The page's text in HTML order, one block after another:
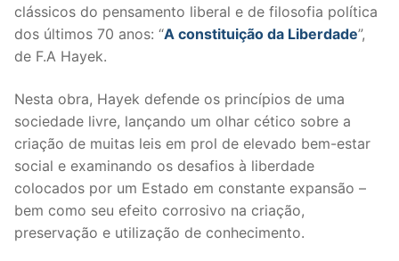
clássicos do pensamento liberal e de filosofia política
dos últimos 70 anos: “A constituição da Liberdade”,
de F.A Hayek.
Nesta obra, Hayek defende os princípios de uma
sociedade livre, lançando um olhar cético sobre a
criação de muitas leis em prol de elevado bem-estar
social e examinando os desafios à liberdade
colocados por um Estado em constante expansão –
bem como seu efeito corrosivo na criação,
preservação e utilização de conhecimento.